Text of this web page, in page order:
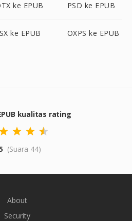
ke EPUB PSD ke EPUB
ke EPUB OXPS ke EPUB
kualitas rating
(Suara 44)
About
Security